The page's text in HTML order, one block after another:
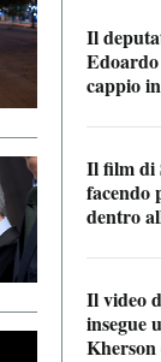
Il
cappio
Il film di
facendo
dentro
Il video
insegue
Kherson